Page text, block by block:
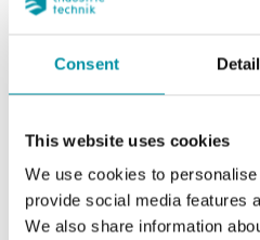
Consent
This website uses cookies
We use cookies to
provide social media features
We also share information
Caratteristiche di FH-4MSSH1
Tipo di display
AI